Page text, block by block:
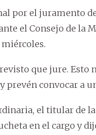
por el juramento
el Consejo de la
que jure. Esto
convocar a
el titular de
en el cargo y